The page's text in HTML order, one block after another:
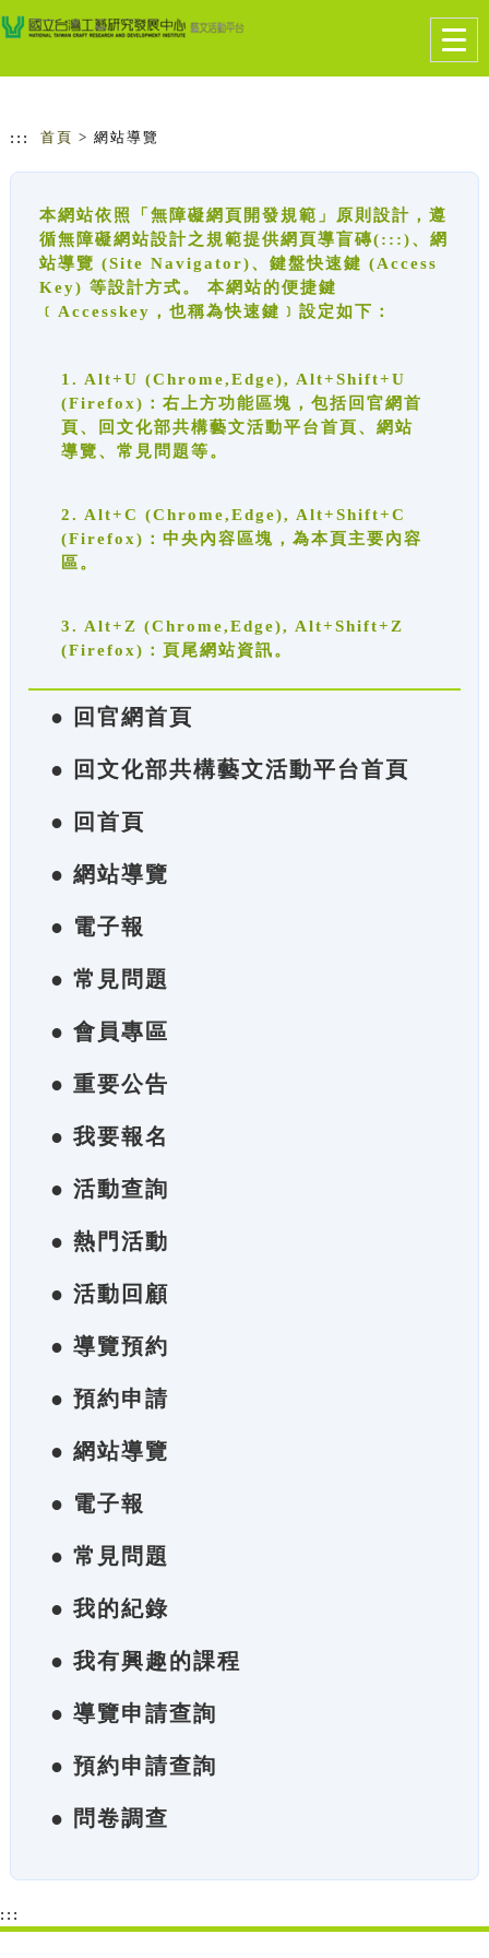
跳到主要內容
網站導覽
::: 首頁 > 網站導覽
本網站依照「無障礙網頁開發規範」原則設計，遵
循無障礙網站設計之規範提供網頁導盲磚(:::)、網
站導覽 (Site Navigator)、鍵盤快速鍵 (Access
Key) 等設計方式。 本網站的便捷鍵
﹝Accesskey，也稱為快速鍵﹞設定如下：
1. Alt+U (Chrome,Edge), Alt+Shift+U
(Firefox)：右上方功能區塊，包括回官網首
頁、回文化部共構藝文活動平台首頁、網站
導覽、常見問題等。
2. Alt+C (Chrome,Edge), Alt+Shift+C
(Firefox)：中央內容區塊，為本頁主要內容
區。
3. Alt+Z (Chrome,Edge), Alt+Shift+Z
(Firefox)：頁尾網站資訊。
● 回官網首頁
● 回文化部共構藝文活動平台首頁
● 回首頁
● 網站導覽
● 電子報
● 常見問題
● 會員專區
● 重要公告
● 我要報名
● 活動查詢
● 熱門活動
● 活動回顧
● 導覽預約
● 預約申請
● 網站導覽
● 電子報
● 常見問題
● 我的紀錄
● 我有興趣的課程
● 導覽申請查詢
● 預約申請查詢
● 問卷調查
:::